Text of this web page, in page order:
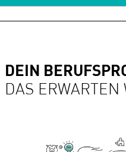
DEIN
DAS ERWARTEN